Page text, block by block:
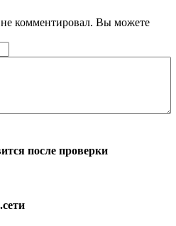
комментировал. Вы можете
после проверки